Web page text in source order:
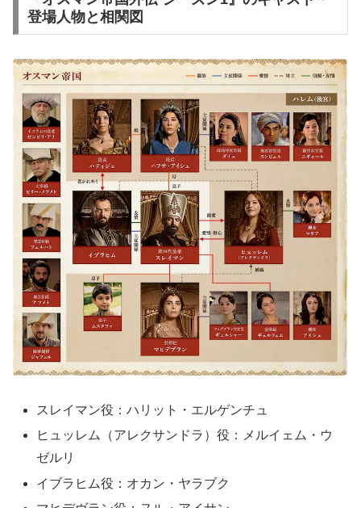
登場人物と相関図
スレイマン役：ハリット・エルゲンチュ
ヒュッレム（アレクサンドラ）役：メルイェム・ウ
ゼルリ
イブラヒム役：オカン・ヤラブク